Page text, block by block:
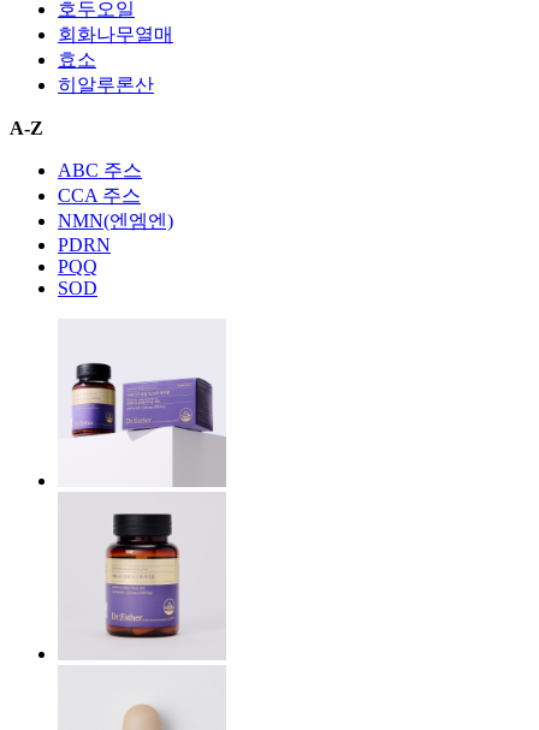
호두오일
회화나무열매
효소
히알루론산
A-Z
ABC 주스
CCA 주스
NMN(엔엠엔)
PDRN
PQQ
SOD